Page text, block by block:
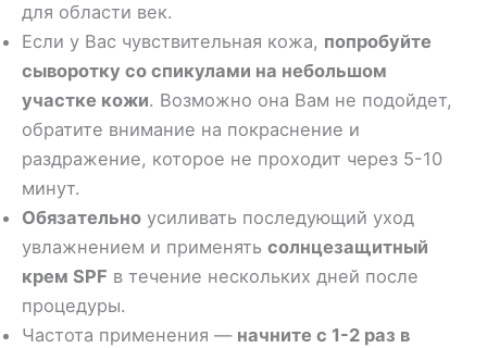
для области век.
Если у Вас чувствительная кожа, попробуйте
сыворотку со спикулами на небольшом
участке кожи. Возможно она Вам не подойдет,
обратите внимание на покраснение и
раздражение, которое не проходит через 5-10
минут.
Обязательно усиливать последующий уход
увлажнением и применять солнцезащитный
крем SPF в течение нескольких дней после
процедуры.
Частота применения — начните с 1-2 раз в